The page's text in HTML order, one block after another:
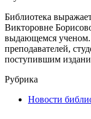
Библиотека
Викторовне
выдающемся ученом.
преподавателей,
поступившим
Рубрика
Новости